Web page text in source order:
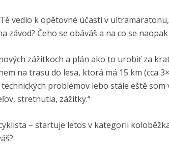
vedlo k opětovné účasti v
závod? Čeho se obáváš a na co se naopak
zážitkoch a plán ako to urobiť za
na trasu do lesa, ktorá má 15 km (cca
problémov lebo stále eště
stretnutia, zážitky.“
– startuje letos v kategorii